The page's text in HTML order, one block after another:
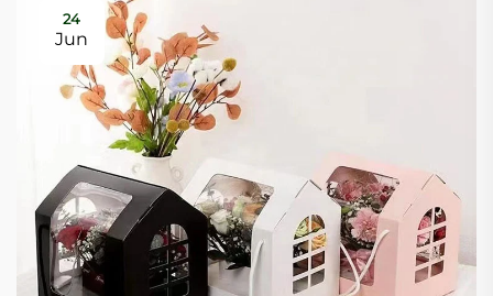
24
Jun